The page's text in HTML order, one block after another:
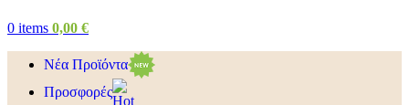
0 items 0,00 €
Νέα Προϊόντα
Προσφορές